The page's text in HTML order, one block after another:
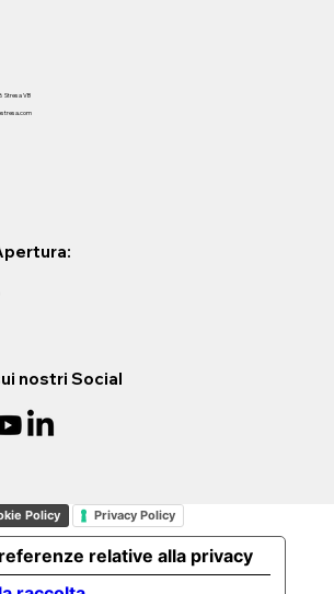
Stresa VB
nostri Social
Policy Privacy Policy
relative alla privacy